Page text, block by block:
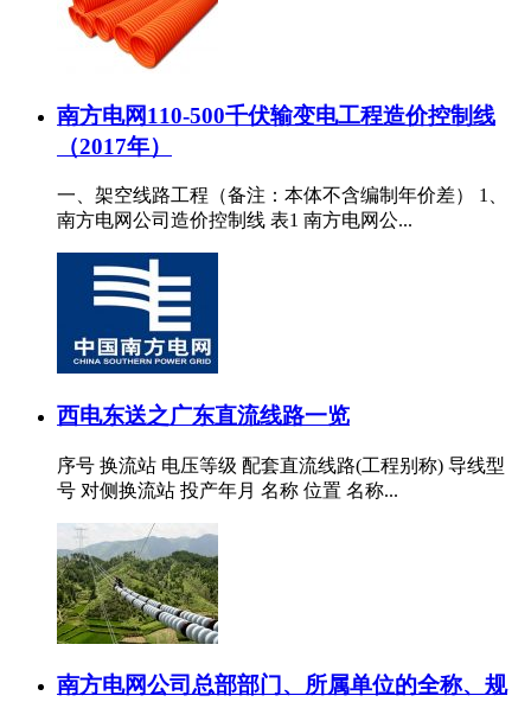
南方电网110-500千伏输变电工程造价控制线
（2017年）
一、架空线路工程（备注：本体不含编制年价差） 1、
南方电网公司造价控制线 表1 南方电网公...
西电东送之广东直流线路一览
序号 换流站 电压等级 配套直流线路(工程别称) 导线型
号 对侧换流站 投产年月 名称 位置 名称...
南方电网公司总部部门、所属单位的全称、规